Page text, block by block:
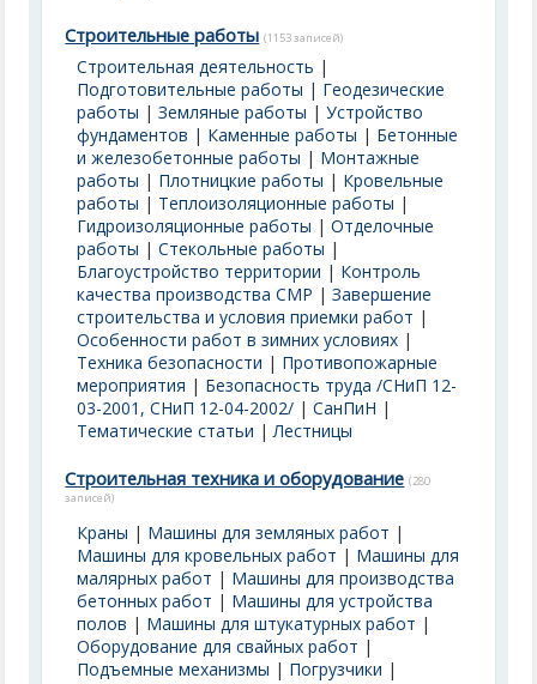
Строительные работы (1153 записей)
Строительная деятельность |
Подготовительные работы | Геодезические
работы |Земляные работы |Устройство
фундаментов | Каменные работы | Бетонные
и железобетонные работы | Монтажные
работы | Плотницкие работы | Кровельные
работы | Теплоизоляционные работы |
Гидроизоляционные работы |Отделочные
работы |Стекольные работы |
Благоустройство территории | Контроль
качества производства СМР |Завершение
строительства и условия приемки работ |
Особенности работ в зимних условиях |
Техника безопасности | Противопожарные
мероприятия | Безопасность труда /СНиП 12-
03-2001, СНиП 12-04-2002/ |СанПиН |
Тематические статьи |Лестницы
Строительная техника и оборудование (280
записей)
Краны | Машины для земляных работ |
Машины для кровельных работ | Машины для
малярных работ | Машины для производства
бетонных работ | Машины для устройства
полов | Машины для штукатурных работ |
Оборудование для свайных работ |
Подъемные механизмы | Погрузчики |